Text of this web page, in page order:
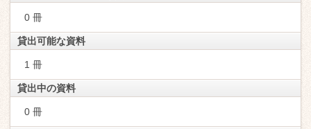
0 冊
貸出可能な資料
1 冊
貸出中の資料
0 冊